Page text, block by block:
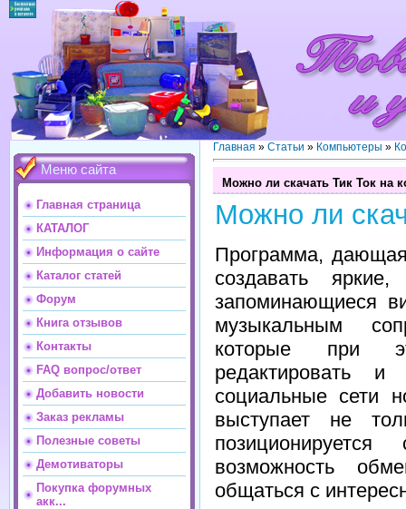
Меню сайта
Главная страница
КАТАЛОГ
Информация о сайте
Каталог статей
Форум
Книга отзывов
Контакты
FAQ вопрос/ответ
Добавить новости
Заказ рекламы
Полезные советы
Демотиваторы
Покупка форумных
акк...
Главная » Статьи » Компьютеры »
Можно ли скачать Тик Ток на
Можно ли
Программа,
создавать
запоминающиеся
музыкальным
которые при
редактировать и
социальные сети
выступает не
возможность
общаться с